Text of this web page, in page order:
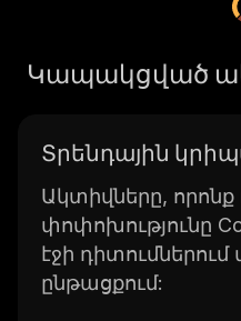
Կապակցված
Տրենդային
Ակտիվները,
փոփոխությունը
էջի
ընթացքում: